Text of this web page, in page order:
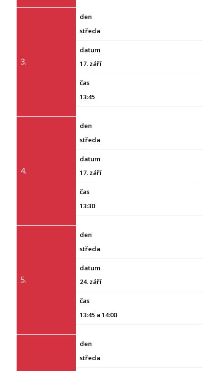
3.
středa
17. září
13:45
4.
středa
17. září
13:30
5.
středa
24. září
13:45 a 14:00
středa